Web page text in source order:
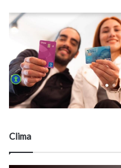
Clima